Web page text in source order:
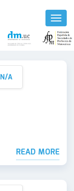
Toggle
N/A
READ MORE